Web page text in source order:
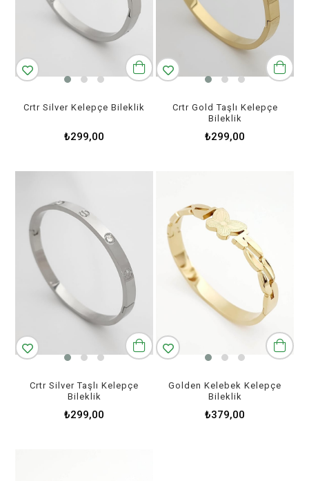
Crtr Silver Kelepçe Bileklik
₺299,00
Crtr Gold Taşlı Kelepçe
Bileklik
₺299,00
Crtr Silver Taşlı Kelepçe
Bileklik
₺299,00
Golden Kelebek Kelepçe
Bileklik
₺379,00